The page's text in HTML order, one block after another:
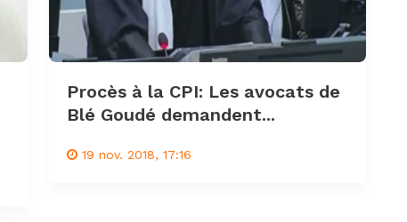
Procès à la CPI: Les avocats de
Blé Goudé demandent...
19 nov. 2018, 17:16